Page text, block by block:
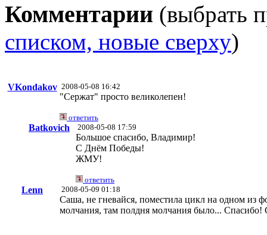
Комментарии (выбрать
списком, новые сверху)
VKondakov 2008-05-08 16:42
"Сержат" просто великолепен!
ответить
Batkovich 2008-05-08 17:59
Большое спасибо, Владимир!
С Днём Победы!
ЖМУ!
ответить
Lenn 2008-05-09 01:18
Саша, не гневайся, поместила цикл на одном из
молчания, там полдня молчания было... Спасибо!